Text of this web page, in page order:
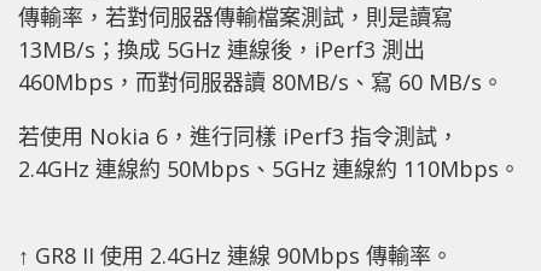
傳輸率，若對伺服器傳輸檔案測試，則是讀寫
13MB/s；換成 5GHz 連線後，iPerf3 測出
460Mbps，而對伺服器讀 80MB/s、寫 60 MB/s。
若使用 Nokia 6，進行同樣 iPerf3 指令測試，
2.4GHz 連線約 50Mbps、5GHz 連線約 110Mbps。
↑ GR8 II 使用 2.4GHz 連線 90Mbps 傳輸率。